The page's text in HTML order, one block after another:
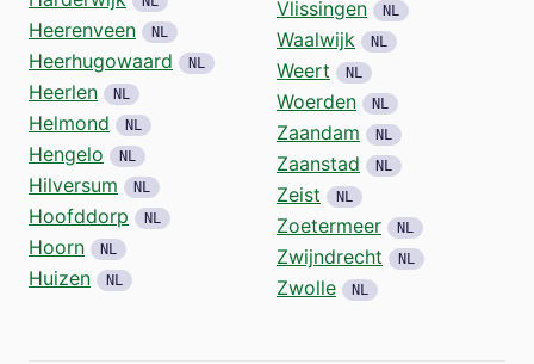
Heerenveen NL
Heerhugowaard NL
Heerlen NL
Helmond NL
Hengelo NL
Hilversum NL
Hoofddorp NL
Hoorn NL
Huizen NL
Vlissingen NL
Waalwijk NL
Weert NL
Woerden NL
Zaandam NL
Zaanstad NL
Zeist NL
Zoetermeer NL
Zwijndrecht NL
Zwolle NL